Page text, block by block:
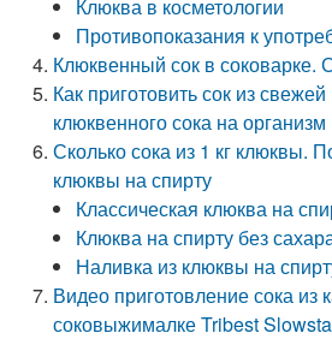
Клюква в косметологии
Противопоказания к
Клюквенный сок в соковарке.
Как приготовить сок из
клюквенного сока на организм
Сколько сока из 1 кг клюквы.
клюквы на спирту
Классическая клюква на
Клюква на спирту без
Наливка из клюквы на
Видео приготовление сока
соковыжималке Tribest